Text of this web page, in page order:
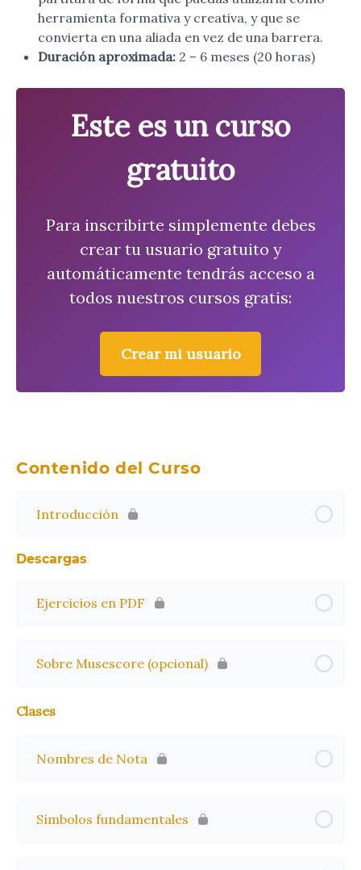
herramienta formativa y creativa, y que se
convierta en una aliada en vez de una barrera.
Duración aproximada: 2 – 6 meses (20 horas)
Este es un curso
gratuito
Para inscribirte simplemente debes
crear tu usuario gratuito y
automáticamente tendrás acceso a
todos nuestros cursos gratis:
Crear mi usuario
Contenido del Curso
Introducción
Descargas
Ejercicios en PDF
Sobre Musescore (opcional)
Clases
Nombres de Nota
Símbolos fundamentales